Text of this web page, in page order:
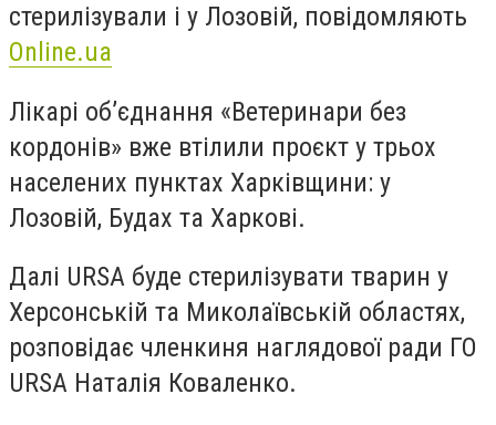
стерилізували і у Лозовій, повідомляють
Online.ua
Лікарі об’єднання «Ветеринари без
кордонів» вже втілили проєкт у трьох
населених пунктах Харківщини: у
Лозовій, Будах та Харкові.
Далі URSA буде стерилізувати тварин у
Херсонській та Миколаївській областях,
розповідає членкиня наглядової ради ГО
URSA Наталія Коваленко.